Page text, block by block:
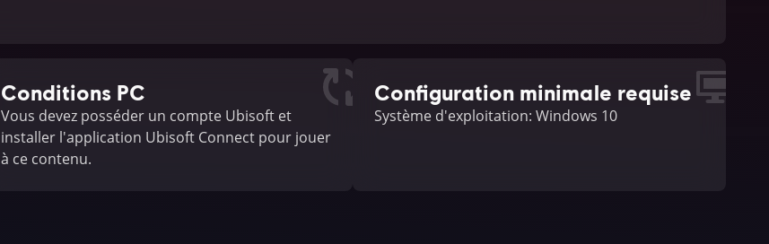
Conditions PC
Vous devez posséder un compte Ubisoft et
installer l'application Ubisoft Connect pour jouer
à ce contenu.
Configuration minimale requise
Système d'exploitation: Windows 10